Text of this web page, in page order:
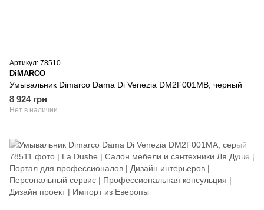
Артикул: 78510
DiMARCO
Умывальник Dimarco Dama Di Venezia DM2F001MB, черный
8 924 грн
Нет в наличии